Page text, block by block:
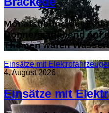
Monatsübung der
Donnerstagabend auf
Themen waren
Einsätze mit
4. August 2026
Einsätze mit